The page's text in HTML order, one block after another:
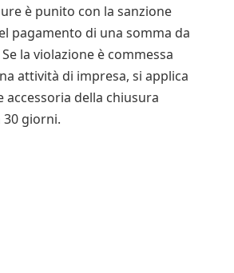
è punito con la sanzione
pagamento di una somma da
la violazione è commessa
attività di impresa, si applica
accessoria della chiusura
30 giorni.